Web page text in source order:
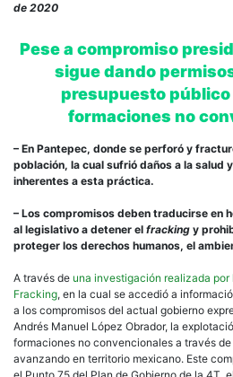
de 2020
Pese a compromiso
sigue dando
presupuesto público
formaciones no
– En Pantepec, donde se perforó y
población, la cual sufrió daños a la salud
inherentes a esta práctica.
– Los compromisos deben traducirse en
al legislativo a detener el fracking y
proteger los derechos humanos, el
A través de una investigación realizada
Fracking, en la cual se accedió a
a los compromisos del actual gobierno
Andrés Manuel López Obrador, la
formaciones no convencionales a través de
avanzando en territorio mexicano. Este